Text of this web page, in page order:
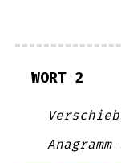
WORT 2